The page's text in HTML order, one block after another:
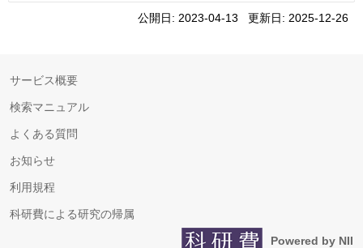
公開日: 2023-04-13 更新日: 2025-12-26
サービス概要
検索マニュアル
よくある質問
お知らせ
利用規程
科研費による研究の帰属
Powered by NII